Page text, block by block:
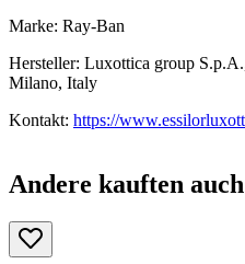
Marke: Ray-Ban
Hersteller: Luxottica group
Milano, Italy
Kontakt: https://
Andere kauften auch